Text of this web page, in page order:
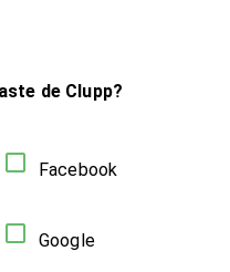
de Clupp?
Facebook
Google